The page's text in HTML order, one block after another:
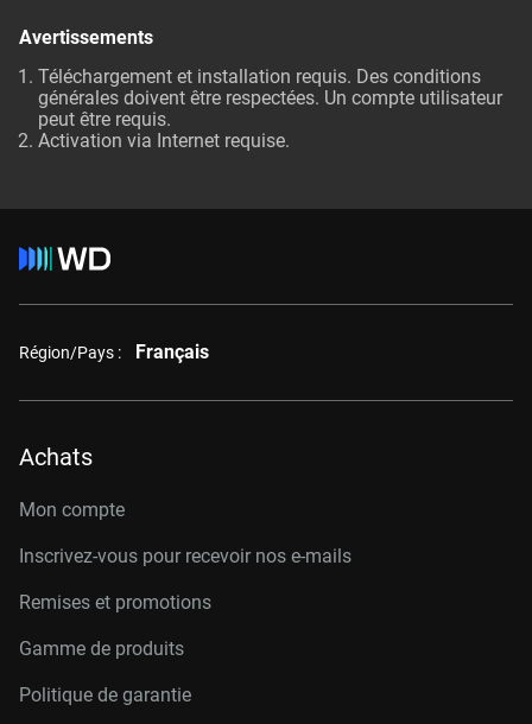
Avertissements
Téléchargement et installation requis. Des conditions
générales doivent être respectées. Un compte utilisateur
peut être requis.
Activation via Internet requise.
Région/Pays : Français
Achats
Mon compte
Inscrivez-vous pour recevoir nos e-mails
Remises et promotions
Gamme de produits
Politique de garantie